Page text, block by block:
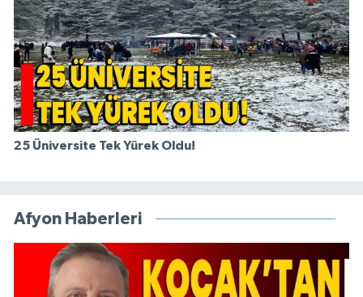
25 Üniversite Tek Yürek Oldu!
Afyon Haberleri